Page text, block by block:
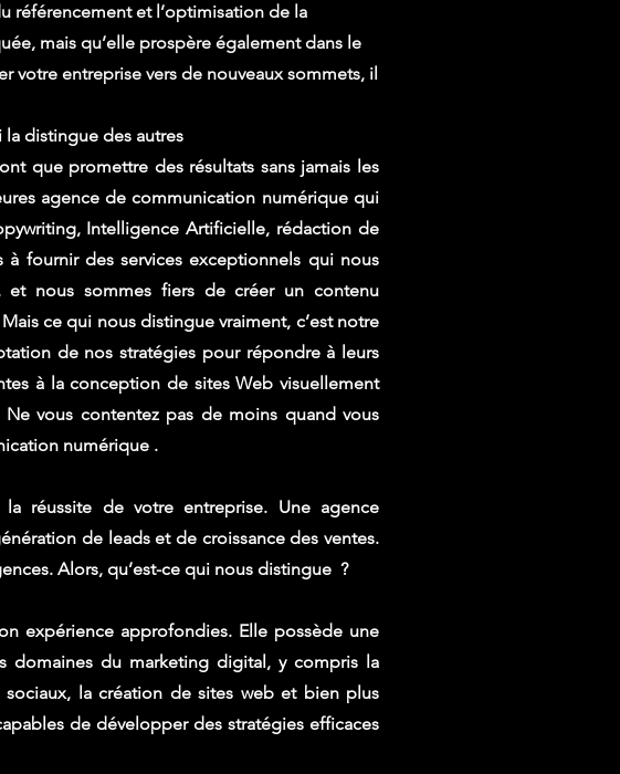
référencement et l’optimisation de la
mais qu’elle prospère également dans le
votre entreprise vers de nouveaux sommets, il
distingue des autres
que promettre des résultats sans jamais les
agence de communication numérique qui
Intelligence Artificielle, rédaction de
fournir des services exceptionnels qui nous
et nous sommes fiers de créer un contenu
ce qui nous distingue vraiment, c’est notre
de nos stratégies pour répondre à leurs
à la conception de sites Web visuellement
vous contentez pas de moins quand vous
numérique .
réussite de votre entreprise. Une agence
de leads et de croissance des ventes.
Alors, qu’est-ce qui nous distingue ?
expérience approfondies. Elle possède une
domaines du marketing digital, y compris la
la création de sites web et bien plus
de développer des stratégies efficaces